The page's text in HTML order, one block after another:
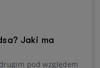
Jaki ma
pod względem